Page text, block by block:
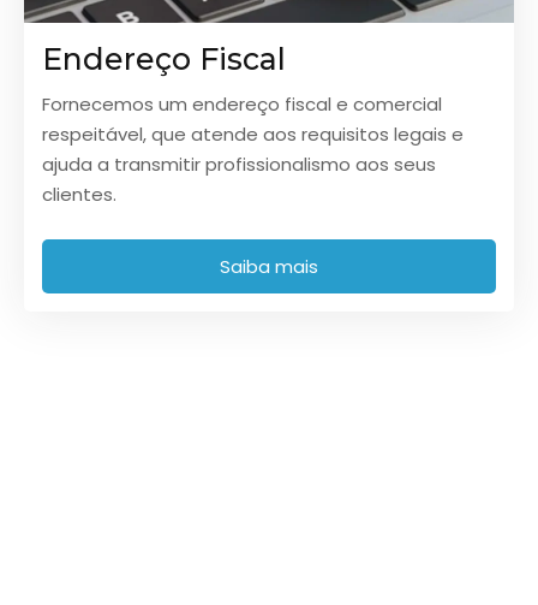
Endereço Fiscal
Fornecemos um endereço fiscal e comercial
respeitável, que atende aos requisitos legais e
ajuda a transmitir profissionalismo aos seus
clientes.
Saiba mais